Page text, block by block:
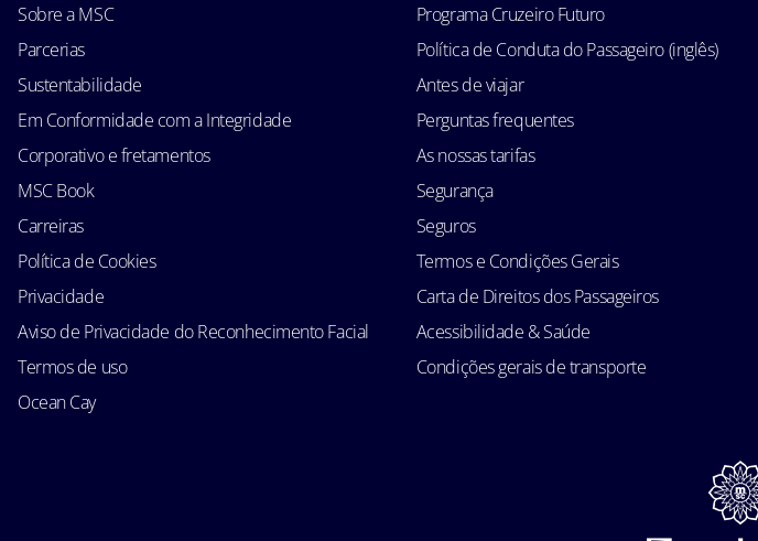
Sobre a MSC
Parcerias
Sustentabilidade
Em Conformidade com a Integridade
Corporativo e fretamentos
MSC Book
Carreiras
Política de Cookies
Privacidade
Aviso de Privacidade do Reconhecimento Facial
Termos de uso
Ocean Cay
Programa Cruzeiro Futuro
Política de Conduta do Passageiro (inglês)
Antes de viajar
Perguntas frequentes
As nossas tarifas
Segurança
Seguros
Termos e Condições Gerais
Carta de Direitos dos Passageiros
Acessibilidade & Saúde
Condições gerais de transporte